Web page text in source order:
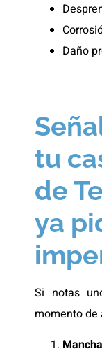
Daño
tu
de
ya
Si notas
momento de